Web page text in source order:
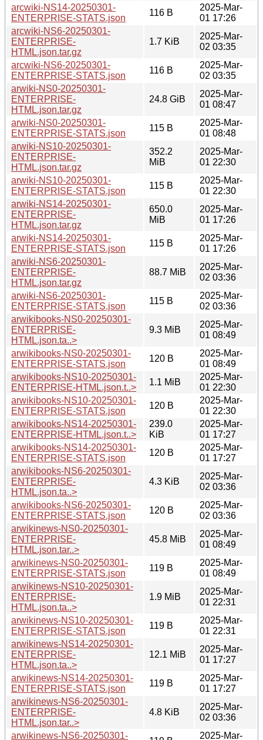
arcwiki-NS14-20250301-
ENTERPRISE-STATS.json
116 B
2025-Mar-
01 17:26
arcwiki-NS6-20250301-
ENTERPRISE-
HTML.json.tar.gz
1.7 KiB
2025-Mar-
02 03:35
arcwiki-NS6-20250301-
ENTERPRISE-STATS.json
116 B
2025-Mar-
02 03:35
arwiki-NS0-20250301-
ENTERPRISE-
HTML.json.tar.gz
24.8 GiB
2025-Mar-
01 08:47
arwiki-NS0-20250301-
ENTERPRISE-STATS.json
115 B
2025-Mar-
01 08:48
arwiki-NS10-20250301-
ENTERPRISE-
HTML.json.tar.gz
352.2
MiB
2025-Mar-
01 22:30
arwiki-NS10-20250301-
ENTERPRISE-STATS.json
115 B
2025-Mar-
01 22:30
arwiki-NS14-20250301-
ENTERPRISE-
HTML.json.tar.gz
650.0
MiB
2025-Mar-
01 17:26
arwiki-NS14-20250301-
ENTERPRISE-STATS.json
115 B
2025-Mar-
01 17:26
arwiki-NS6-20250301-
ENTERPRISE-
HTML.json.tar.gz
88.7 MiB
2025-Mar-
02 03:36
arwiki-NS6-20250301-
ENTERPRISE-STATS.json
115 B
2025-Mar-
02 03:36
arwikibooks-NS0-20250301-
ENTERPRISE-
HTML.json.ta..>
9.3 MiB
2025-Mar-
01 08:49
arwikibooks-NS0-20250301-
ENTERPRISE-STATS.json
120 B
2025-Mar-
01 08:49
arwikibooks-NS10-20250301-
ENTERPRISE-HTML.json.t..>
1.1 MiB
2025-Mar-
01 22:30
arwikibooks-NS10-20250301-
ENTERPRISE-STATS.json
120 B
2025-Mar-
01 22:30
arwikibooks-NS14-20250301-
ENTERPRISE-HTML.json.t..>
239.0
KiB
2025-Mar-
01 17:27
arwikibooks-NS14-20250301-
ENTERPRISE-STATS.json
120 B
2025-Mar-
01 17:27
arwikibooks-NS6-20250301-
ENTERPRISE-
HTML.json.ta..>
4.3 KiB
2025-Mar-
02 03:36
arwikibooks-NS6-20250301-
ENTERPRISE-STATS.json
120 B
2025-Mar-
02 03:36
arwikinews-NS0-20250301-
ENTERPRISE-
HTML.json.tar..>
45.8 MiB
2025-Mar-
01 08:49
arwikinews-NS0-20250301-
ENTERPRISE-STATS.json
119 B
2025-Mar-
01 08:49
arwikinews-NS10-20250301-
ENTERPRISE-
HTML.json.ta..>
1.9 MiB
2025-Mar-
01 22:31
arwikinews-NS10-20250301-
ENTERPRISE-STATS.json
119 B
2025-Mar-
01 22:31
arwikinews-NS14-20250301-
ENTERPRISE-
HTML.json.ta..>
12.1 MiB
2025-Mar-
01 17:27
arwikinews-NS14-20250301-
ENTERPRISE-STATS.json
119 B
2025-Mar-
01 17:27
arwikinews-NS6-20250301-
ENTERPRISE-
HTML.json.tar..>
4.8 KiB
2025-Mar-
02 03:36
arwikinews-NS6-20250301-
2025-Mar-